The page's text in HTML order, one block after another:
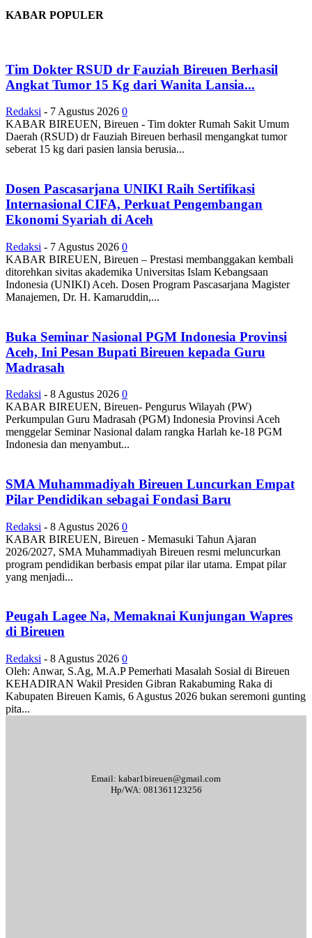
KABAR POPULER
Tim Dokter RSUD dr Fauziah Bireuen Berhasil
Angkat Tumor 15 Kg dari Wanita Lansia...
Redaksi - 7 Agustus 2026 0
KABAR BIREUEN, Bireuen - Tim dokter Rumah Sakit Umum
Daerah (RSUD) dr Fauziah Bireuen berhasil mengangkat tumor
seberat 15 kg dari pasien lansia berusia...
Dosen Pascasarjana UNIKI Raih Sertifikasi
Internasional CIFA, Perkuat Pengembangan
Ekonomi Syariah di Aceh
Redaksi - 7 Agustus 2026 0
KABAR BIREUEN, Bireuen – Prestasi membanggakan kembali
ditorehkan sivitas akademika Universitas Islam Kebangsaan
Indonesia (UNIKI) Aceh. Dosen Program Pascasarjana Magister
Manajemen, Dr. H. Kamaruddin,...
Buka Seminar Nasional PGM Indonesia Provinsi
Aceh, Ini Pesan Bupati Bireuen kepada Guru
Madrasah
Redaksi - 8 Agustus 2026 0
KABAR BIREUEN, Bireuen- Pengurus Wilayah (PW)
Perkumpulan Guru Madrasah (PGM) Indonesia Provinsi Aceh
menggelar Seminar Nasional dalam rangka Harlah ke-18 PGM
Indonesia dan menyambut...
SMA Muhammadiyah Bireuen Luncurkan Empat
Pilar Pendidikan sebagai Fondasi Baru
Redaksi - 8 Agustus 2026 0
KABAR BIREUEN, Bireuen - Memasuki Tahun Ajaran
2026/2027, SMA Muhammadiyah Bireuen resmi meluncurkan
program pendidikan berbasis empat pilar ilar utama. Empat pilar
yang menjadi...
Peugah Lagee Na, Memaknai Kunjungan Wapres
di Bireuen
Redaksi - 8 Agustus 2026 0
Oleh: Anwar, S.Ag, M.A.P Pemerhati Masalah Sosial di Bireuen
KEHADIRAN Wakil Presiden Gibran Rakabuming Raka di
Kabupaten Bireuen Kamis, 6 Agustus 2026 bukan seremoni gunting
pita...
Email: kabar1bireuen@gmail.com
Hp/WA: 081361123256